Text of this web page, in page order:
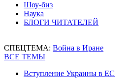
Шоу-биз
Наука
БЛОГИ ЧИТАТЕЛЕЙ
СПЕЦТЕМА: Война в Иране
ВСЕ ТЕМЫ
Вступление Украины в ЕС